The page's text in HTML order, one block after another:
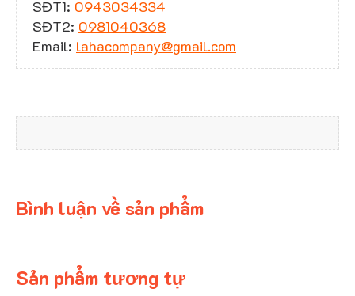
SĐT1: 0943034334
SĐT2: 0981040368
Email: lahacompany@gmail.com
Bình luận về sản phẩm
Sản phẩm tương tự